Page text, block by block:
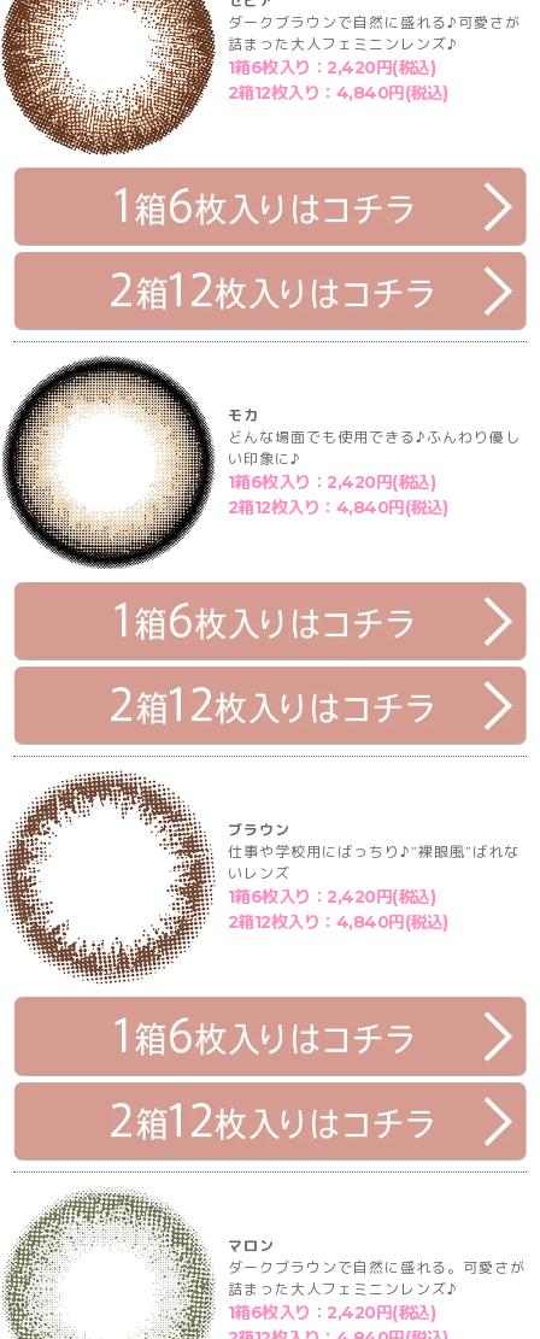
ダークブラウンで自然に盛れる♪可愛さが
詰まった大人フェミニンレンズ♪
1箱6枚入り：2,420円(税込)
2箱12枚入り：4,840円(税込)
モカ
どんな場面でも使用できる♪ふんわり優し
い印象に♪
1箱6枚入り：2,420円(税込)
2箱12枚入り：4,840円(税込)
ブラウン
仕事や学校用にばっちり♪”裸眼風”ばれな
いレンズ
1箱6枚入り：2,420円(税込)
2箱12枚入り：4,840円(税込)
マロン
ダークブラウンで自然に盛れる。可愛さが
詰まった大人フェミニンレンズ♪
1箱6枚入り：2,420円(税込)